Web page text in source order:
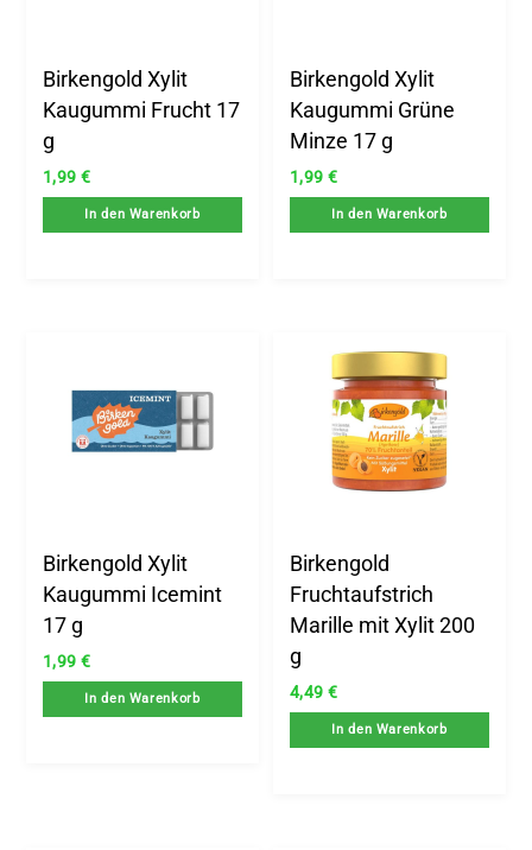
Birkengold Xylit
Kaugummi Frucht 17
g
1,99 €
In den Warenkorb
Birkengold Xylit
Kaugummi Grüne
Minze 17 g
1,99 €
In den Warenkorb
Birkengold Xylit
Kaugummi Icemint
17 g
1,99 €
In den Warenkorb
Birkengold
Fruchtaufstrich
Marille mit Xylit 200
g
4,49 €
In den Warenkorb